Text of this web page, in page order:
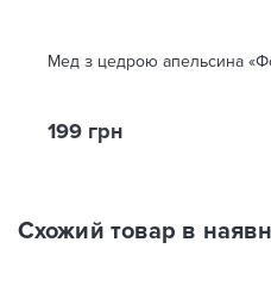
Мед з цедрою апельсина
199 грн
Схожий товар в